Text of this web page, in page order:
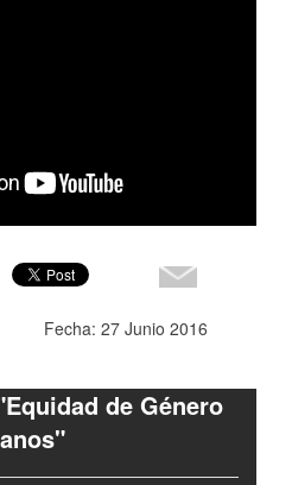
Fecha: 27 Junio 2016
de Género